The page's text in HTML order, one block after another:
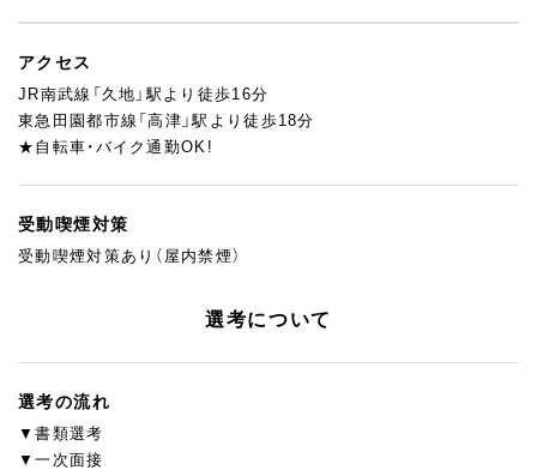
からだと思っています。
アクセス
JR南武線「久地」駅より徒歩16分
東急田園都市線「高津」駅より徒歩18分
★自転車・バイク通勤OK!
受動喫煙対策
受動喫煙対策あり（屋内禁煙）
選考について
選考の流れ
▼書類選考
▼一次面接